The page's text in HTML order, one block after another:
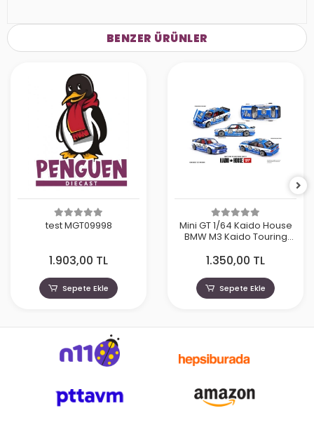
BENZER ÜRÜNLER
test MGT09998
1.903,00 TL
Sepete Ekle
Mini GT 1/64 Kaido House
BMW M3 Kaido Touring
1.350,00 TL
Sepete Ekle